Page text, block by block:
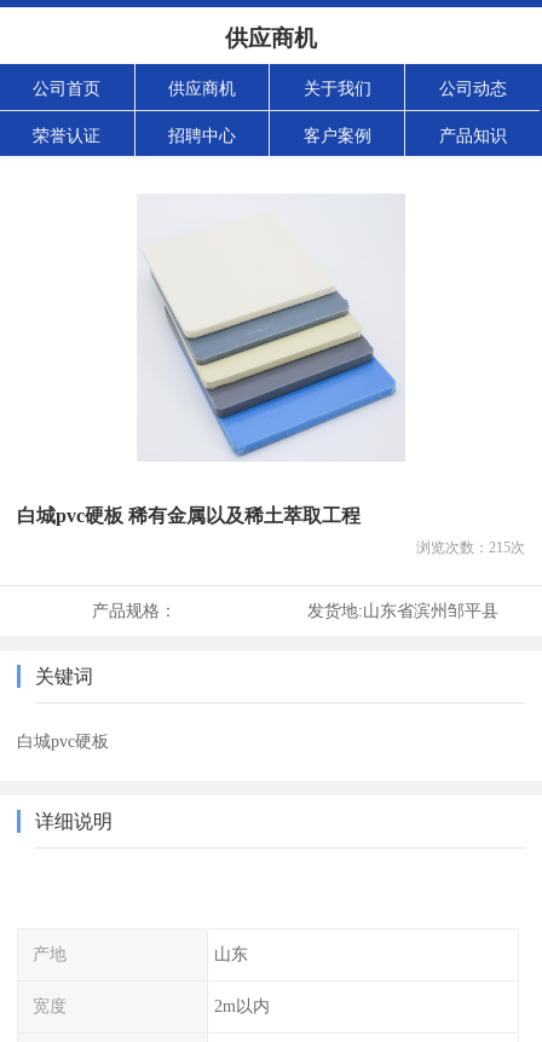
供应商机
公司首页 供应商机 关于我们 公司动态
荣誉认证 招聘中心 客户案例 产品知识
白城pvc硬板 稀有金属以及稀土萃取工程
浏览次数： 215次
产品规格： 发货地:山东省滨州邹平县
关键词
白城pvc硬板
详细说明
产地 山东
宽度 2m以内